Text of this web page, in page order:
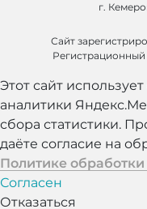
г.
Сайт
Этот сайт
аналитики
сбора статистики.
даёте согласие на
Политике
Согласен
Отказаться